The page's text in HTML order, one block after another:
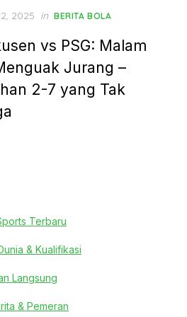
2025 in BERITA BOLA
vs PSG: Malam
Jurang –
2-7 yang Tak
Terbaru
& Kualifikasi
Langsung
& Pemeran